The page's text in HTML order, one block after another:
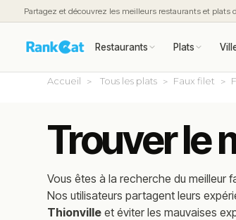
Partagez et découvrez les meilleurs restaurants et plats
Restaurants Plats
Accueil Tous les plats Faux filet
Trouver le
Vous êtes à la recherche du meilleur
Nos utilisateurs partagent leurs
Thionville et éviter les mauvaises